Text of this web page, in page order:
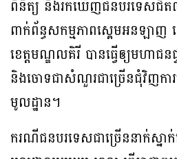
ពិនិត្យ និងរកឃើញជនបរទេសជិ
ពាក់ព័ន្ធសកម្មភាពស្គេមអនឡាញ
ខេត្តមណ្ឌលគិរី បានធ្វើឲ្យមហាជន
និងចោទជាសំណួរជាច្រើនជុំវិញការ
មូលដ្ឋាន។
ករណីជនបរទេសជាច្រើននាក់ស្នា